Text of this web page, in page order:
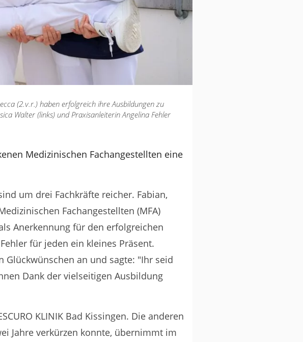
(2.v.r.) haben erfolgreich ihre Ausbildungen zu
Walter (links) und Praxisanleiterin Angelina Fehler
Medizinischen Fachangestellten eine
um drei Fachkräfte reicher. Fabian,
Fachangestellten (MFA)
Anerkennung für den erfolgreichen
für jeden ein kleines Präsent.
an und sagte: "Ihr seid
Dank der vielseitigen Ausbildung
KLINIK Bad Kissingen. Die anderen
Jahre verkürzen konnte, übernimmt im